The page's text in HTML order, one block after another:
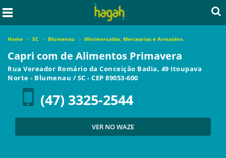
Home SC Blumenau Minimercados, Mercearias e Armazéns
Capri com de Alimentos Primavera
Rua Vereador Romário da Conceição Badia, 49 Itoupava
Norte - Blumenau /SC - CEP 89053-600
(47) 3325-2544
VER NO WAZE